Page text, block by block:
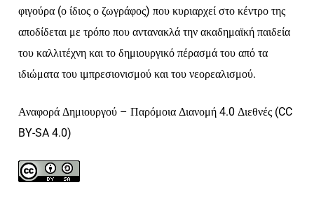
φιγούρα (ο ίδιος ο ζωγράφος) που κυριαρχεί στο κέντρο της
αποδίδεται με τρόπο που αντανακλά την ακαδημαϊκή παιδεία
του καλλιτέχνη και το δημιουργικό πέρασμά του από τα
ιδιώματα του ιμπρεσιονισμού και του νεορεαλισμού.
Αναφορά Δημιουργού – Παρόμοια Διανομή 4.0 Διεθνές (CC
BY-SA 4.0)